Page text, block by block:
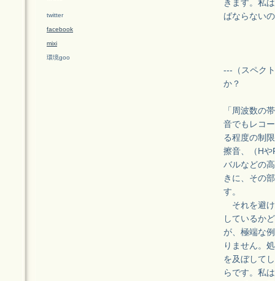
きます。私
ばならない
---（スペク
か？
「周波数の
音でもレコ
る程度の制
擦音、（H
バルなどの
きに、その
す。
それを避け
しているか
が、極端な
りません。
を及ぼして
らです。私
twitter
facebook
mixi
環境goo